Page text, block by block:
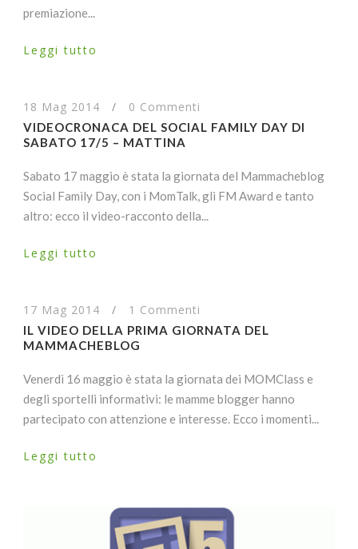
premiazione...
Leggi tutto
18 Mag 2014 / 0 Commenti
VIDEOCRONACA DEL SOCIAL FAMILY DAY DI
SABATO 17/5 – MATTINA
Sabato 17 maggio è stata la giornata del Mammacheblog
Social Family Day, con i MomTalk, gli FM Award e tanto
altro: ecco il video-racconto della...
Leggi tutto
17 Mag 2014 / 1 Commenti
IL VIDEO DELLA PRIMA GIORNATA DEL
MAMMACHEBLOG
Venerdì 16 maggio è stata la giornata dei MOMClass e
degli sportelli informativi: le mamme blogger hanno
partecipato con attenzione e interesse. Ecco i momenti...
Leggi tutto